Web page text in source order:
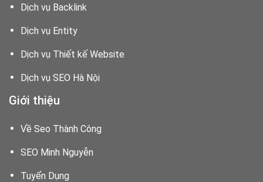
Dịch vụ Backlink
Dịch vụ Entity
Dịch vụ Thiết kế Website
Dịch vụ SEO Hà Nội
Giới thiệu
Về Seo Thành Công
SEO Minh Nguyễn
Tuyển Dụng